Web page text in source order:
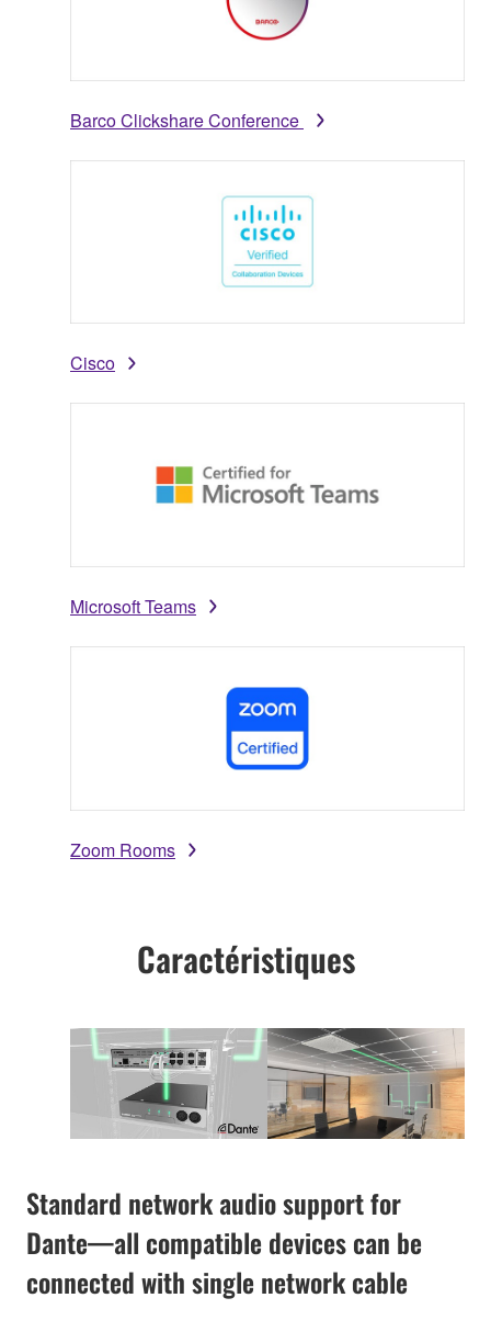
Barco Clickshare Conference
Cisco
Microsoft Teams
Zoom Rooms
Caractéristiques
Standard network audio support for
Dante—all compatible devices can be
connected with single network cable